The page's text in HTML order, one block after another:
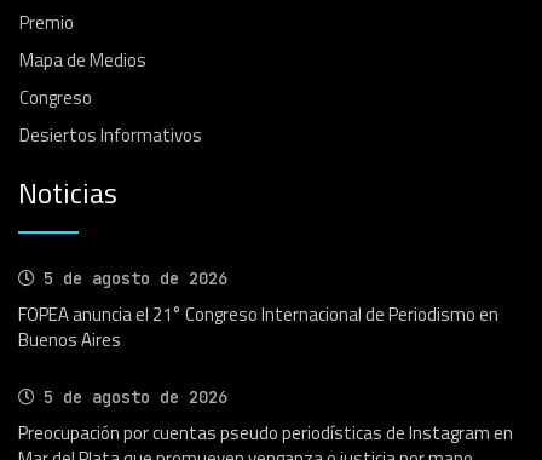
Premio
Mapa de Medios
Congreso
Desiertos Informativos
Noticias
5 de agosto de 2026
FOPEA anuncia el 21° Congreso Internacional de Periodismo en
Buenos Aires
5 de agosto de 2026
Preocupación por cuentas pseudo periodísticas de Instagram en